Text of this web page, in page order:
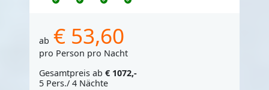
ab € 53,60
pro Person pro Nacht
Gesamtpreis ab € 1072,-
5 Pers./ 4 Nächte